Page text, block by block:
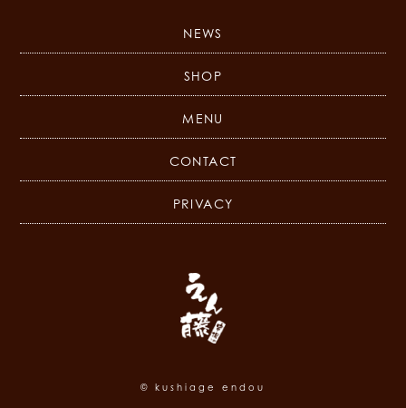
NEWS
SHOP
MENU
CONTACT
PRIVACY
© kushiage endou